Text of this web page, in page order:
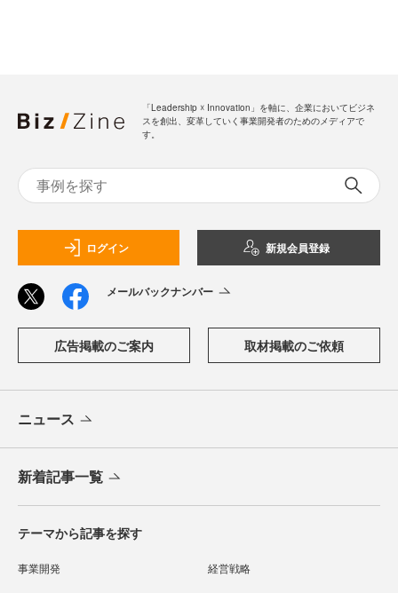
「Leadership ☓ Innovation」を軸に、企業においてビジネ
スを創出、変革していく事業開発者のためのメディアで
す。
ログイン 新規会員登録
メールバックナンバー
広告掲載のご案内 取材掲載のご依頼
ニュース
新着記事一覧
テーマから記事を探す
事業開発 経営戦略